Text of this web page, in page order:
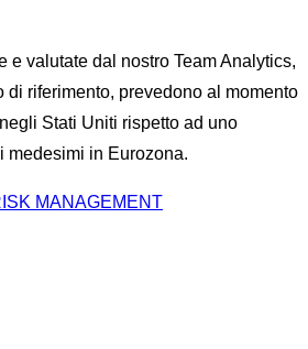
e valutate dal nostro Team Analytics,
di riferimento, prevedono al momento
Stati Uniti rispetto ad uno
medesimi in Eurozona.